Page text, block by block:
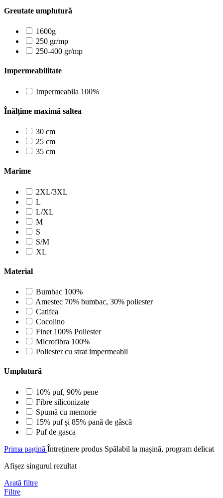
Greutate umplutură
1600g
250 gr/mp
250-400 gr/mp
Impermeabilitate
Impermeabila 100%
Înălțime maximă saltea
30 cm
25 cm
35 cm
Marime
2XL/3XL
L
L/XL
M
S
S/M
XL
Material
Bumbac 100%
Amestec 70% bumbac, 30% poliester
Catifea
Cocolino
Finet 100% Poliester
Microfibra 100%
Poliester cu strat impermeabil
Umplutură
10% puf, 90% pene
Fibre siliconizate
Spumă cu memorie
15% puf și 85% pană de gâscă
Puf de gasca
Prima pagină Întreținere produs Spălabil la mașină, program delicat
Afișez singurul rezultat
Arată filtre
Filtre